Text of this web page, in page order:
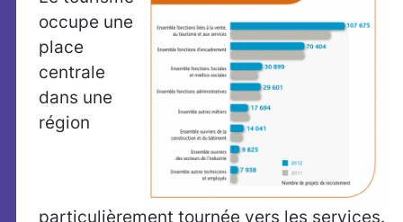
occupe une
place
centrale
dans une
région
particulièrement tournée vers les services.